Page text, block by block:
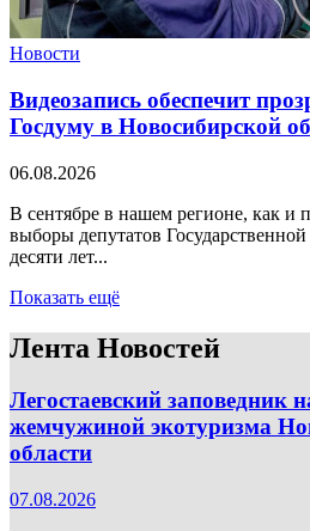
Новости
Видеозапись обеспечит
Госдуму в Новосибирской
06.08.2026
В сентябре в нашем регионе, как и
выборы депутатов
десяти лет...
Показать ещё
Лента Новостей
Легостаевский заповедник
жемчужиной экотуризма
области
07.08.2026